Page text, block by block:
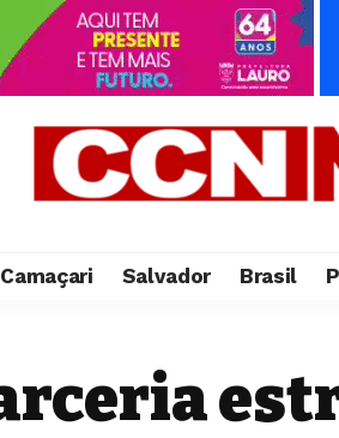
Camaçari Salvador Brasil